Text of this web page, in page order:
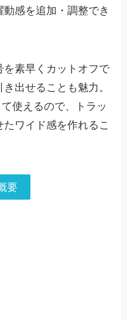
感を追加・調整でき
素早くカットオフで
出せることも魅力。
使えるので、トラッ
ワイド感を作れるこ
要